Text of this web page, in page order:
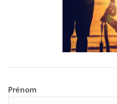
Prénom